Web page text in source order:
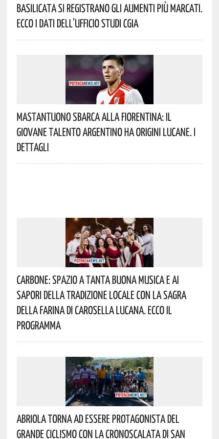
Basilicata Si Registrano Gli Aumenti Più Marcati.
Ecco I Dati Dell’Ufficio Studi CGIA
Mastantuono Sbarca Alla Fiorentina: Il
Giovane Talento Argentino Ha Origini Lucane. I
Dettagli
Carbone: Spazio A Tanta Buona Musica E Ai
Sapori Della Tradizione Locale Con La Sagra
Della Farina Di Carosella Lucana. Ecco Il
Programma
Abriola Torna Ad Essere Protagonista Del
Grande Ciclismo Con La Cronoscalata Di San